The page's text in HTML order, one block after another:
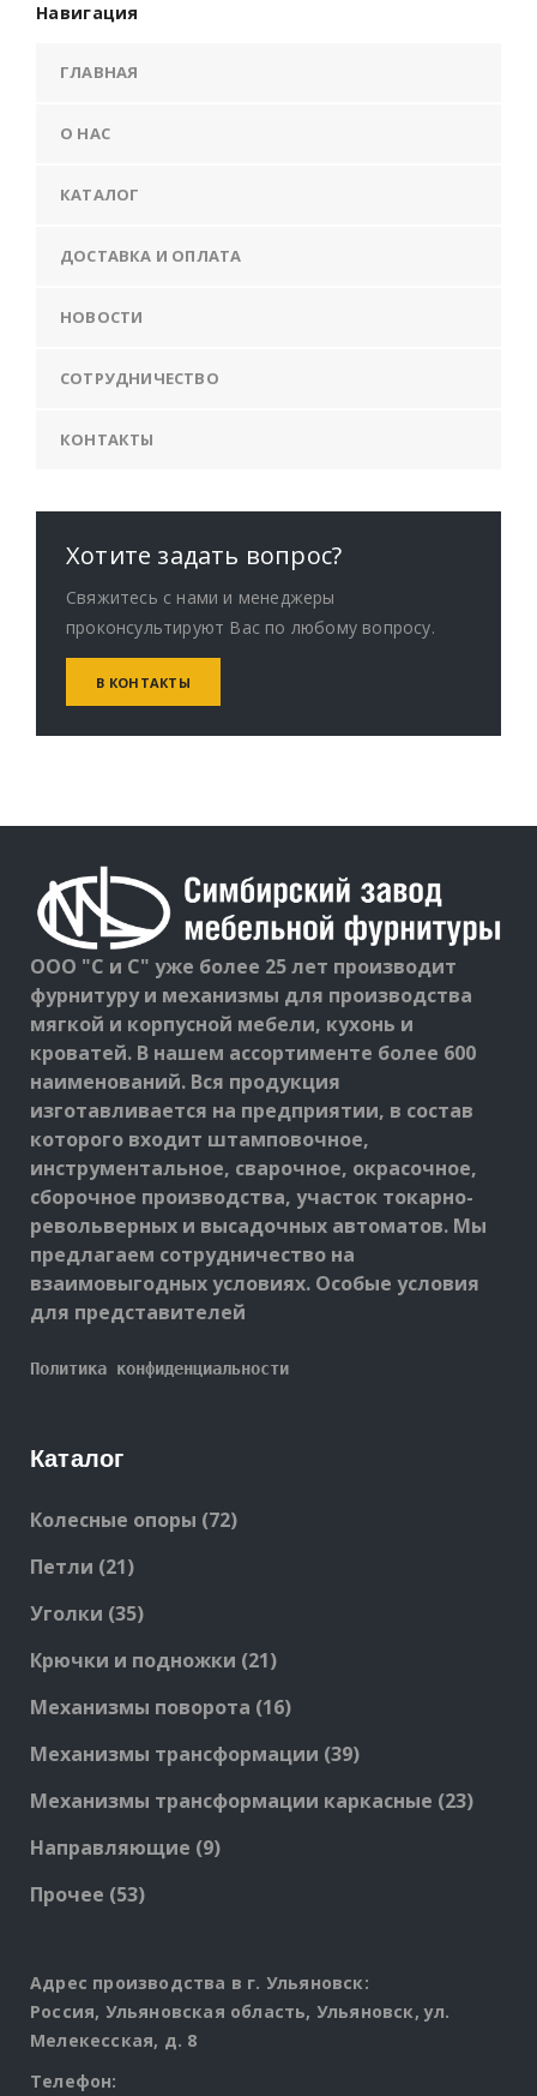
Навигация
ГЛАВНАЯ
О НАС
КАТАЛОГ
ДОСТАВКА И ОПЛАТА
НОВОСТИ
СОТРУДНИЧЕСТВО
КОНТАКТЫ
Хотите задать вопрос?
Свяжитесь с нами и менеджеры
проконсультируют Вас по любому вопросу.
В КОНТАКТЫ
ООО "С и С" уже более 25 лет производит
фурнитуру и механизмы для производства
мягкой и корпусной мебели, кухонь и
кроватей. В нашем ассортименте более 600
наименований. Вся продукция
изготавливается на предприятии, в состав
которого входит штамповочное,
инструментальное, сварочное, окрасочное,
сборочное производства, участок токарно-
револьверных и высадочных автоматов. Мы
предлагаем сотрудничество на
взаимовыгодных условиях. Особые условия
для представителей
Политика конфиденциальности
Каталог
Колесные опоры 7272
Петли 2121
Уголки 3535
Крючки и подножки 2121
Механизмы поворота 1616
Механизмы трансформации 3939
Механизмы трансформации каркасные 2323
Направляющие 99
Прочее 5353
Адрес производства в г. Ульяновск:
Россия, Ульяновская область, Ульяновск, ул.
Мелекесская, д. 8
Телефон: